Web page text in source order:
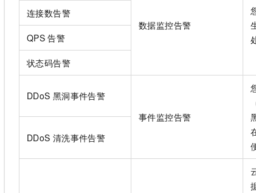
数据监控告警
连接数告警
QPS 告警
状态码告警
DDoS 黑洞事件告警
事件监控告警
DDoS 清洗事件告警
千问AI平台-模型体验
在线体验全尺寸、多种模态的模型效果
Happy 系列大模型
大模型服务平台百炼-智能
灵活可视化地构建企业级
快速部署 Dify，高效搭建 AI 应用
即刻拥有 DeepSeek-R1
开发者生态解决方案
AI 开发和 AI 应用解决方案